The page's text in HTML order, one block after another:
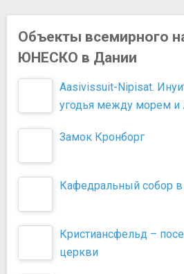
Объекты всемирного
ЮНЕСКО в Дании
Aasivissuit-Nipisat.
угодья между морем и
Замок Кронборг
Кафедральный собор в
Кристиансфельд –
церкви